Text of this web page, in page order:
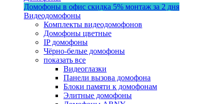
Домофоны в офис скидка 5% монтаж за 2 дня
Видеодомофоны
Комплекты видеодомофонов
Домофоны цветные
IP домофоны
Чёрно-белые домофоны
показать все
Видеоглазки
Панели вызова домофона
Блоки памяти к домофонам
Элитные домофоны